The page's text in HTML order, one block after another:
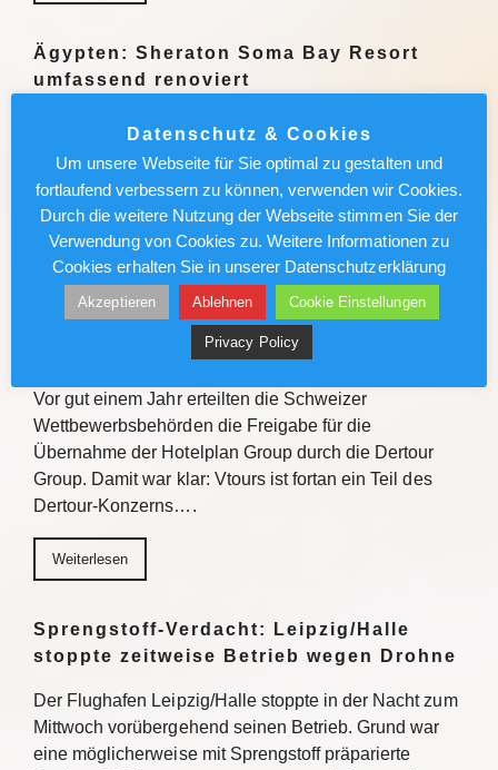
Ägypten: Sheraton Soma Bay Resort
umfassend renoviert
Das Sheraton Soma Bay Resort hat die umfassende
sowie Lobby und Restaurants des Fünf-Sterne-
Hauses in Ägypten wurden neu gestaltet. Quelle Das
Sheraton Soma Bay Resort hat…
Weiterlesen
Vtours: IT-Wechsel kommt voran
Vor gut einem Jahr erteilten die Schweizer
Wettbewerbsbehörden die Freigabe für die
Übernahme der Hotelplan Group durch die Dertour
Group. Damit war klar: Vtours ist fortan ein Teil des
Dertour-Konzerns….
Weiterlesen
Sprengstoff-Verdacht: Leipzig/Halle
stoppte zeitweise Betrieb wegen Drohne
Der Flughafen Leipzig/Halle stoppte in der Nacht zum
Mittwoch vorübergehend seinen Betrieb. Grund war
eine möglicherweise mit Sprengstoff präparierte
Datenschutz & Cookies
Um unsere Webseite für Sie optimal zu gestalten und
fortlaufend verbessern zu können, verwenden wir Cookies.
Durch die weitere Nutzung der Webseite stimmen Sie der
Verwendung von Cookies zu. Weitere Informationen zu
Cookies erhalten Sie in unserer Datenschutzerklärung
Akzeptieren Ablehnen Cookie Einstellungen
Privacy Policy